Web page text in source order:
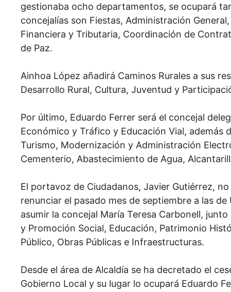
gestionaba ocho departamentos, se ocupará
concejalías son Fiestas, Administración
Financiera y Tributaria, Coordinación de
de Paz.
Ainhoa López añadirá Caminos Rurales a sus
Desarrollo Rural, Cultura, Juventud y
Por último, Eduardo Ferrer será el concejal
Económico y Tráfico y Educación Vial, además
Turismo, Modernización y Administración
Cementerio, Abastecimiento de Agua,
El portavoz de Ciudadanos, Javier Gutiérrez,
renunciar el pasado mes de septiembre a las
asumir la concejal María Teresa Carbonell,
y Promoción Social, Educación, Patrimonio
Público, Obras Públicas e Infraestructuras.
Desde el área de Alcaldía se ha decretado el
Gobierno Local y su lugar lo ocupará Eduardo